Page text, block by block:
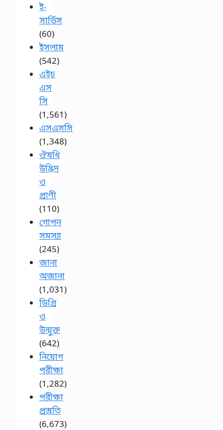
ই-
সার্ভিস
(60)
ইসলাম
(542)
এইচ
এস
সি
(1,561)
এসএসসি
(1,348)
ঔষধি
উদ্ভিদ
ও
প্রাণী
(110)
গোপন
সমস্যা
(245)
জানা
অজানা
(1,031)
ডিগ্রি
ও
উন্মুক্ত
(642)
নিয়োগ
পরীক্ষা
(1,282)
পরীক্ষা
প্রস্তুতি
(6,673)